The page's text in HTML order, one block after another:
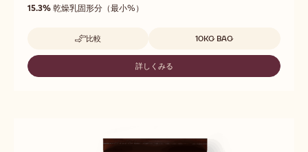
of
5
動
15.3% 乾燥乳固形分（最小%）
比較
-
667
10KG BAG
詳しくみる
-